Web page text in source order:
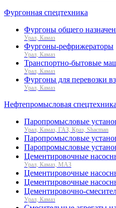
Фургонная спецтехника
Фургоны общего
Урал, Камаз
Фургоны-рефрижераторы
Урал, Камаз
Транспортно-бытовые
Урал, Камаз
Фургоны для перевозки
Урал, Камаз
Нефтепромысловая спецтехника
Паропромысловые
Урал, Камаз, ГАЗ, Краз, Shacman
Паропромысловые
Паропромысловые
Цементировочные
Урал, Камаз, МАЗ
Цементировочные
Цементировочные
Цементировочно-
Урал, Камаз